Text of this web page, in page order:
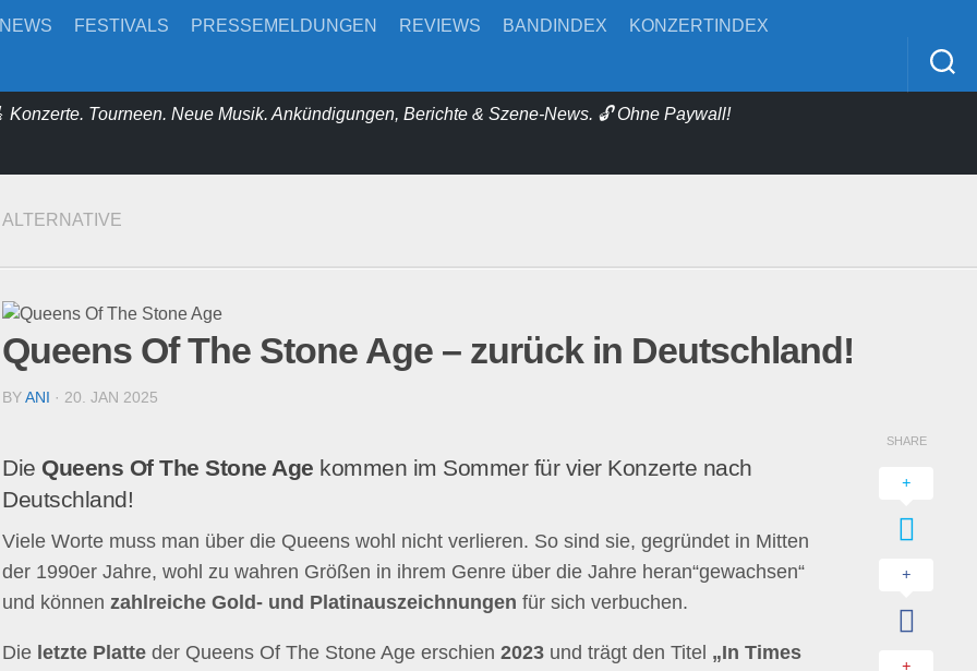
FESTIVALS PRESSEMELDUNGEN REVIEWS BANDINDEX
KONZERTINDEX
Konzerte. Tourneen. Neue Musik. Ankündigungen, Berichte & Szene-News. 🔓 Ohne Paywall!
ALTERNATIVE
Queens Of The Stone Age – zurück in Deutschland!
BYANI · 20. JAN 2025
Die Queens Of The Stone Age kommen im Sommer für vier Konzerte nach
Deutschland!
Viele Worte muss man über die Queens wohl nicht verlieren. So sind sie, gegründet in Mitten
der 1990er Jahre, wohl zu wahren Größen in ihrem Genre über die Jahre heran“gewachsen“
und können zahlreiche Gold- und Platinauszeichnungen für sich verbuchen.
Die letzte Platte der Queens Of The Stone Age erschien 2023 und trägt den Titel „In Times
SHARE